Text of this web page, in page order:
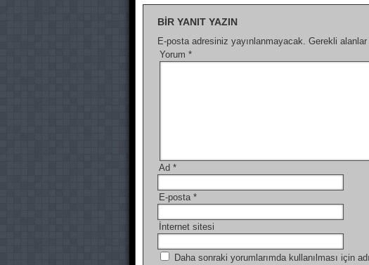
BIR YANIT YAZIN
E-posta adresiniz yayınlanmayacak. Gerekli alanlar
Yorum *
Ad *
E-posta *
İnternet sitesi
Daha sonraki yorumlarımda kullanılması için